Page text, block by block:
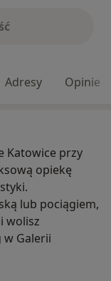
Adresy Opinie
Katowice przy
opiekę
wolisz
Galerii
godzinnego,